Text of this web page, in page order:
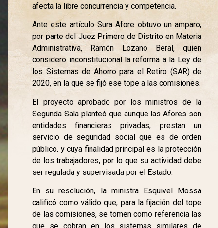
afecta la libre concurrencia y competencia.
Ante este artículo Sura Afore obtuvo un amparo,
por parte del Juez Primero de Distrito en Materia
Administrativa, Ramón Lozano Beral, quien
consideró inconstitucional la reforma a la Ley de
los Sistemas de Ahorro para el Retiro (SAR) de
2020, en la que se fijó ese tope a las comisiones.
El proyecto aprobado por los ministros de la
Segunda Sala planteó que aunque las Afores son
entidades financieras privadas, prestan un
servicio de seguridad social que es de orden
público, y cuya finalidad principal es la protección
de los trabajadores, por lo que su actividad debe
ser regulada y supervisada por el Estado.
En su resolución, la ministra Esquivel Mossa
calificó como válido que, para la fijación del tope
de las comisiones, se tomen como referencia las
que se cobran en los sistemas similares de